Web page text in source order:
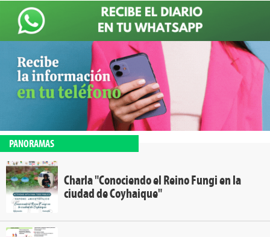
PANORAMAS
Charla "Conociendo el Reino Fungi en la
ciudad de Coyhaique"